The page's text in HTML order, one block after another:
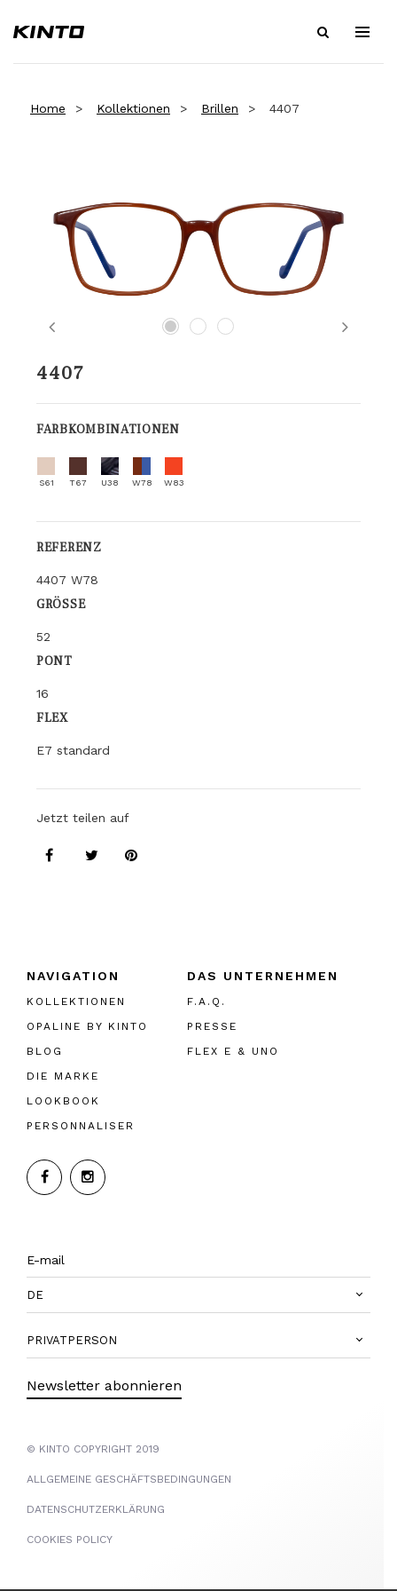
Home Kollektionen Brillen 4407
Previous Next
4407
FARBKOMBINATIONEN
S61 T67 U38 W78 W83
REFERENZ
4407 W78
GRÖSSE
52
PONT
16
FLEX
E7 standard
Jetzt teilen auf
NAVIGATION
KOLLEKTIONEN
OPALINE BY KINTO
BLOG
DIE MARKE
LOOKBOOK
PERSONNALISER
DAS UNTERNEHMEN
F.A.Q.
PRESSE
FLEX E & UNO
DE
PRIVATPERSON
Newsletter abonnieren
© KINTO COPYRIGHT 2019
ALLGEMEINE GESCHÄFTSBEDINGUNGEN
DATENSCHUTZERKLÄRUNG
COOKIES POLICY